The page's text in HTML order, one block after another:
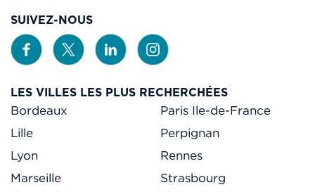
SUIVEZ-NOUS
LES VILLES LES PLUS RECHERCHÉES
Bordeaux
Lille
Lyon
Marseille
Paris Ile-de-France
Perpignan
Rennes
Strasbourg